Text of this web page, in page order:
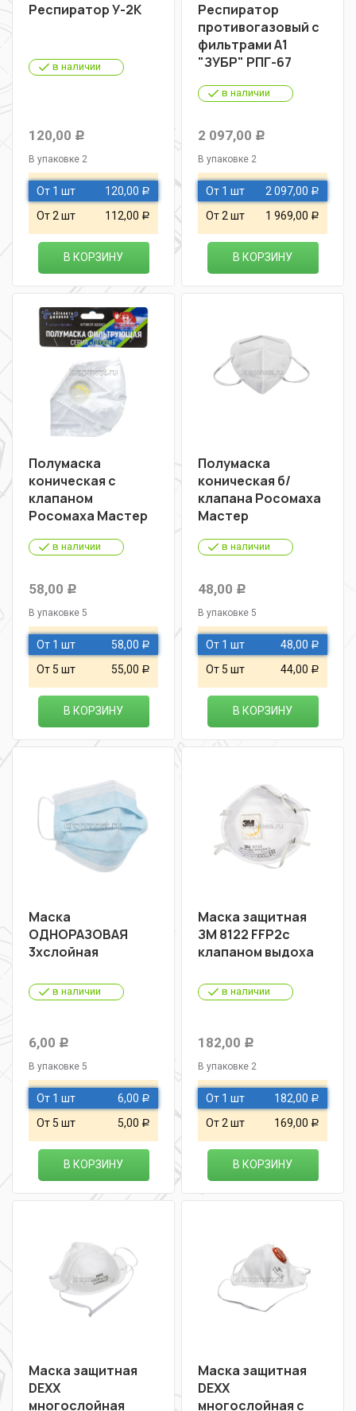
Респиратор У-2К
в наличии
120,00 Р
В упаковке 2
От 1 шт 120,00 Р
От 2 шт 112,00 Р
В КОРЗИНУ
Респиратор
противогазовый с
фильтрами А1
"ЗУБР" РПГ-67
в наличии
2 097,00 Р
В упаковке 2
От 1 шт 2 097,00 Р
От 2 шт 1 969,00 Р
В КОРЗИНУ
Полумаска
коническая с
клапаном
Росомаха Мастер
в наличии
58,00 Р
В упаковке 5
От 1 шт 58,00 Р
От 5 шт 55,00 Р
В КОРЗИНУ
Полумаска
коническая б/
клапана Росомаха
Мастер
в наличии
48,00 Р
В упаковке 5
От 1 шт 48,00 Р
От 5 шт 44,00 Р
В КОРЗИНУ
Маска
ОДНОРАЗОВАЯ
3хслойная
в наличии
6,00 Р
В упаковке 5
От 1 шт 6,00 Р
От 5 шт 5,00 Р
В КОРЗИНУ
Маска защитная
ЗМ 8122 FFP2с
клапаном выдоха
в наличии
182,00 Р
В упаковке 2
От 1 шт 182,00 Р
От 2 шт 169,00 Р
В КОРЗИНУ
Маска защитная
DEXX
многослойная
Маска защитная
DEXX
многослойная c